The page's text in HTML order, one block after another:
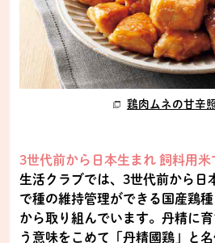
鶏肉ムネの甘辛
3世代前から日本生まれ 飼料用米
生活クラブでは、3世代前から日
で種の維持管理ができる国産鶏
から取り組んでいます。丹精に
う意味をこめて「丹精國鶏」と